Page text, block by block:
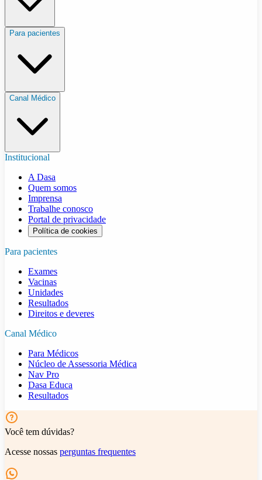
Para pacientes
Canal Médico
Institucional
A Dasa
Quem somos
Imprensa
Trabalhe conosco
Portal de privacidade
Política de cookies
Para pacientes
Exames
Vacinas
Unidades
Resultados
Direitos e deveres
Canal Médico
Para Médicos
Núcleo de Assessoria Médica
Nav Pro
Dasa Educa
Resultados
Você tem dúvidas?
Acesse nossas perguntas frequentes